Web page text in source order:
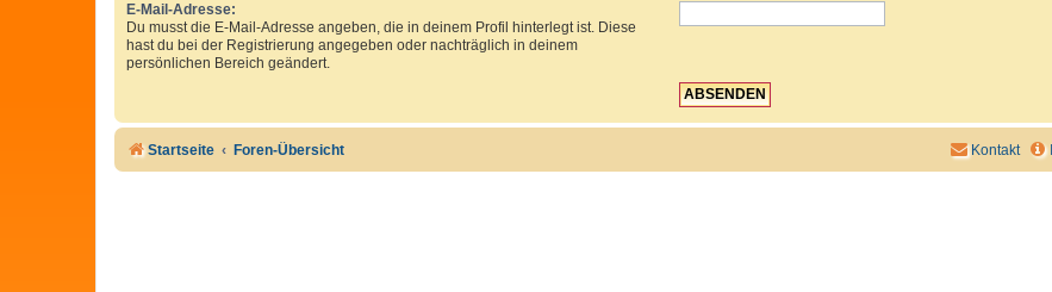
E-Mail-Adresse:
Du musst die E-Mail-Adresse angeben, die in deinem Profil hinterlegt ist. Diese
hast du bei der Registrierung angegeben oder nachträglich in deinem
persönlichen Bereich geändert.
Startseite Foren-Übersicht Kontakt